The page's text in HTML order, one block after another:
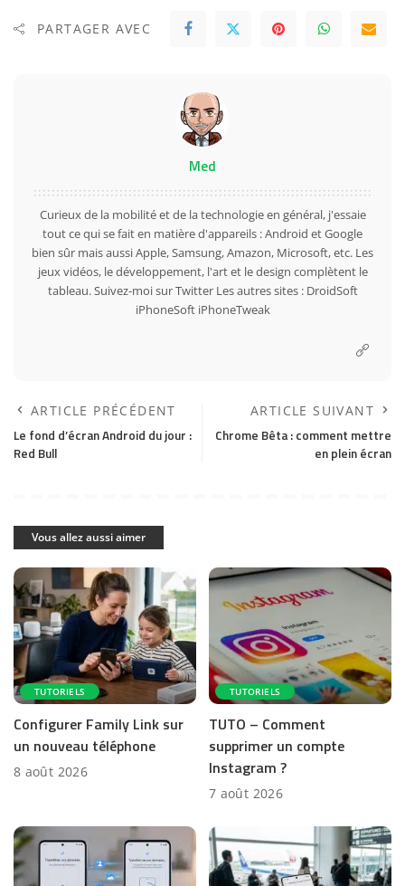
PARTAGER AVEC
Med
Curieux de la mobilité et de la technologie en général, j'essaie
tout ce qui se fait en matière d'appareils : Android et Google
bien sûr mais aussi Apple, Samsung, Amazon, Microsoft, etc. Les
jeux vidéos, le développement, l'art et le design complètent le
tableau. Suivez-moi surTwitterLes autres sites : DroidSoft
iPhoneSoft iPhoneTweak
ARTICLE PRÉCÉDENT
Le fond d’écran Android du jour :
Red Bull
ARTICLE SUIVANT
Chrome Bêta : comment mettre
en plein écran
Vous allez aussi aimer
TUTORIELS
Configurer Family Link sur
un nouveau téléphone
8 août 2026
TUTORIELS
TUTO – Comment
supprimer un compte
Instagram ?
7 août 2026